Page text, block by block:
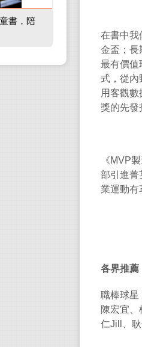
在書中我
金盃；長
最有價值
式，從內
用客觀
獎的先發
《MVP
部引進菁
業運動有
各界推薦
職棒球星
陳宏宜
仁Jill 、
書，陪